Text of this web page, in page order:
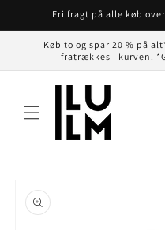
Gå tilFri fragt på alle køb
Køb to og spar 20 % på
fratrækkes i kurven.